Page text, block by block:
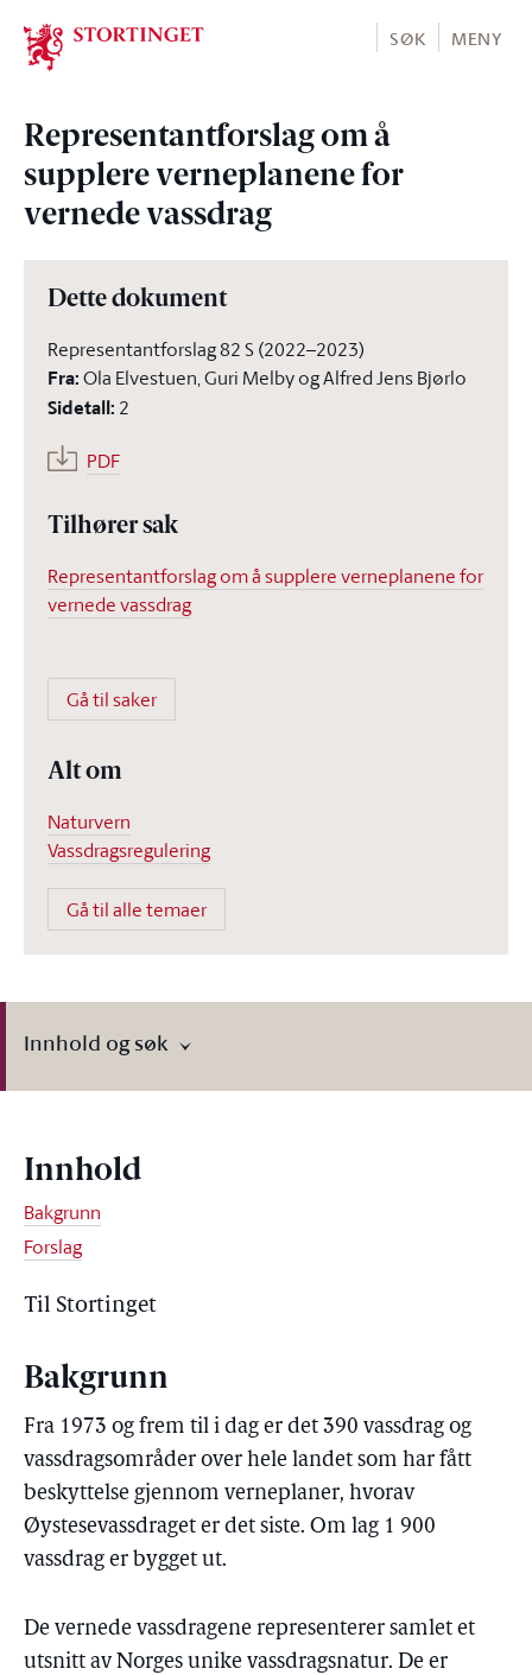
Stortinget.no
SØK MENY
Representantforslag om å
supplere verneplanene for
vernede vassdrag
Dette dokument
Representantforslag 82 S (2022–2023)
Fra:Ola Elvestuen, Guri Melby og Alfred Jens Bjørlo
Sidetall: 2
PDF
Tilhører sak
Representantforslag om å supplere verneplanene for
vernede vassdrag
Gå til saker
Alt om
Naturvern
Vassdragsregulering
Gå til alle temaer
Innhold og søk
Innhold
Bakgrunn
Forslag
Til Stortinget
Bakgrunn
Fra 1973 og frem til i dag er det 390 vassdrag og
vassdragsområder over hele landet som har fått
beskyttelse gjennom verneplaner, hvorav
Øystesevassdraget er det siste. Om lag 1 900
vassdrag er bygget ut.
De vernede vassdragene representerer samlet et
utsnitt av Norges unike vassdragsnatur. De er